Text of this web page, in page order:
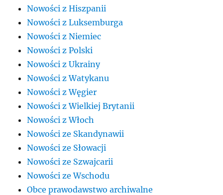
Nowości z Hiszpanii
Nowości z Luksemburga
Nowości z Niemiec
Nowości z Polski
Nowości z Ukrainy
Nowości z Watykanu
Nowości z Węgier
Nowości z Wielkiej Brytanii
Nowości z Włoch
Nowości ze Skandynawii
Nowości ze Słowacji
Nowości ze Szwajcarii
Nowości ze Wschodu
Obce prawodawstwo archiwalne